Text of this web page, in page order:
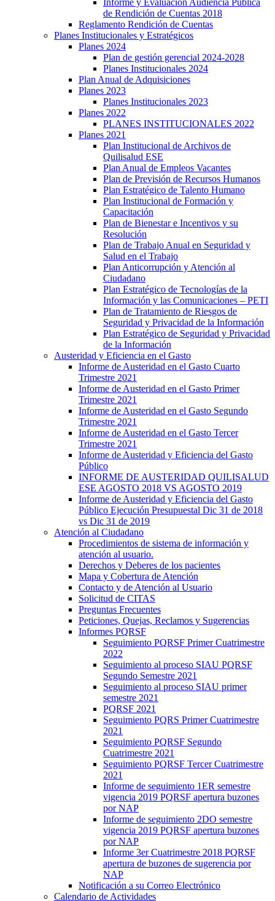
Informe y Evaluación Audiencia Pública
de Rendición de Cuentas 2018
Reglamento Rendición de Cuentas
Planes Institucionales y Estratégicos
Planes 2024
Plan de gestión gerencial 2024-2028
Planes Institucionales 2024
Plan Anual de Adquisiciones
Planes 2023
Planes Institucionales 2023
Planes 2022
PLANES INSTITUCIONALES 2022
Planes 2021
Plan Institucional de Archivos de
Quilisalud ESE
Plan Anual de Empleos Vacantes
Plan de Previsión de Recursos Humanos
Plan Estratégico de Talento Humano
Plan Institucional de Formación y
Capacitación
Plan de Bienestar e Incentivos y su
Resolución
Plan de Trabajo Anual en Seguridad y
Salud en el Trabajo
Plan Anticorrupción y Atención al
Ciudadano
Plan Estratégico de Tecnologías de la
Información y las Comunicaciones – PETI
Plan de Tratamiento de Riesgos de
Seguridad y Privacidad de la Información
Plan Estratégico de Seguridad y Privacidad
de la Información
Austeridad y Eficiencia en el Gasto
Informe de Austeridad en el Gasto Cuarto
Trimestre 2021
Informe de Austeridad en el Gasto Primer
Trimestre 2021
Informe de Austeridad en el Gasto Segundo
Trimestre 2021
Informe de Austeridad en el Gasto Tercer
Trimestre 2021
Informe de Austeridad y Eficiencia del Gasto
Público
INFORME DE AUSTERIDAD QUILISALUD
ESE AGOSTO 2018 VS AGOSTO 2019
Informe de Austeridad y Eficiencia del Gasto
Público Ejecución Presupuestal Dic 31 de 2018
vs Dic 31 de 2019
Atención al Ciudadano
Procedimientos de sistema de información y
atención al usuario.
Derechos y Deberes de los pacientes
Mapa y Cobertura de Atención
Contacto y de Atención al Usuario
Solicitud de CITAS
Preguntas Frecuentes
Peticiones, Quejas, Reclamos y Sugerencias
Informes PQRSF
Seguimiento PQRSF Primer Cuatrimestre
2022
Seguimiento al proceso SIAU PQRSF
Segundo Semestre 2021
Seguimiento al proceso SIAU primer
semestre 2021
PQRSF 2021
Seguimiento PQRS Primer Cuatrimestre
2021
Seguimiento PQRSF Segundo
Cuatrimestre 2021
Seguimiento PQRSF Tercer Cuatrimestre
2021
Informe de seguimiento 1ER semestre
vigencia 2019 PQRSF apertura buzones
por NAP
Informe de seguimiento 2DO semestre
vigencia 2019 PQRSF apertura buzones
por NAP
Informe 3er Cuatrimestre 2018 PQRSF
apertura de buzones de sugerencia por
NAP
Notificación a su Correo Electrónico
Calendario de Actividades